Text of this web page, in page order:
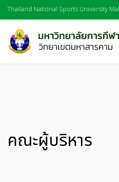
Thailand National Sports University
คณะผู้บริหาร